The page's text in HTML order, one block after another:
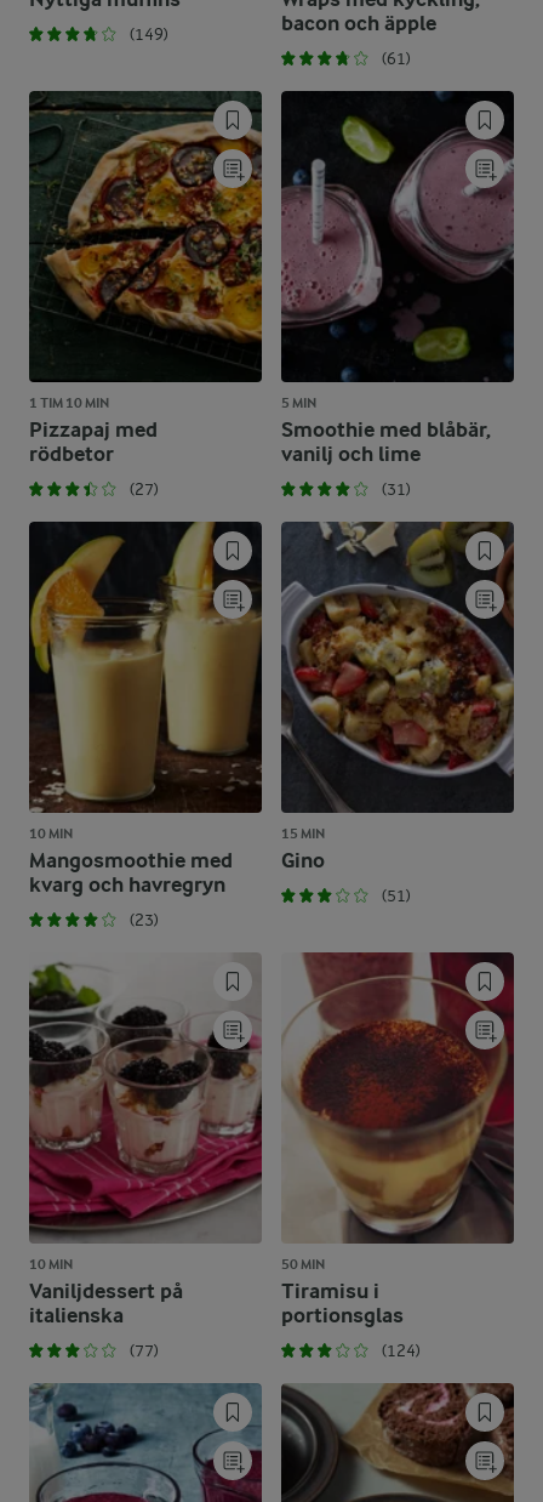
(149)
bacon och äpple
(61)
1 TIM 10 MIN
Pizzapaj med
rödbetor
(27)
5 MIN
Smoothie med blåbär,
vanilj och lime
(31)
10 MIN
Mangosmoothie med
kvarg och havregryn
(23)
15 MIN
Gino
(51)
10 MIN
Vaniljdessert på
italienska
(77)
50 MIN
Tiramisu i
portionsglas
(124)